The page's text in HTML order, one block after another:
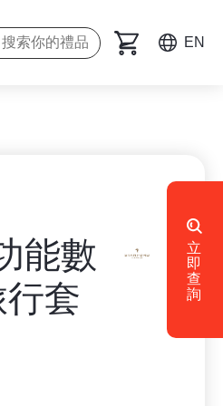
EN
能數
套
立
即
查
詢